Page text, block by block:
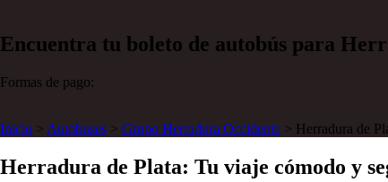
Encuentra tu boleto de autobús para
Formas de pago:
Inicio > Autobuses > Grupo Herradura Occidente > Herradura de
Herradura de Plata: Tu viaje cómodo y